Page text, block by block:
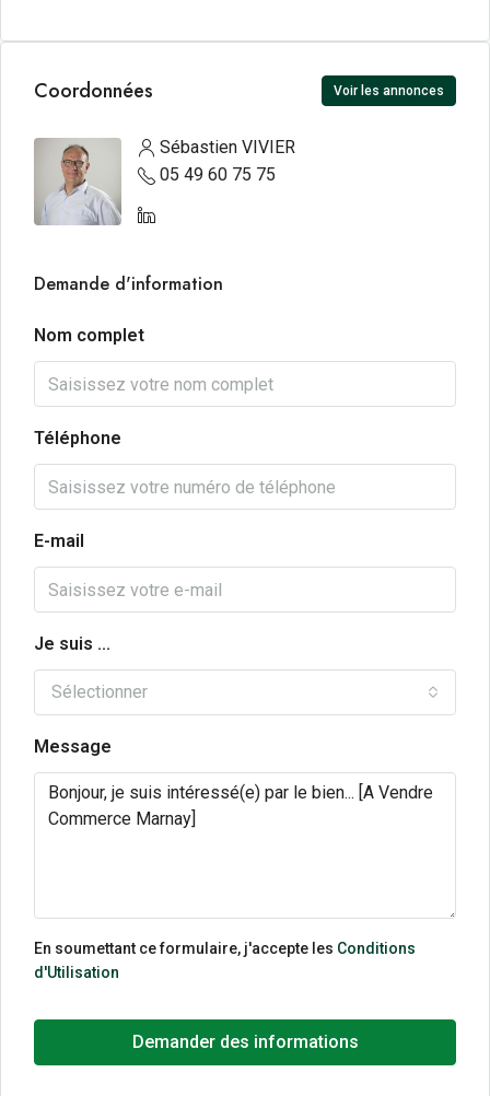
Coordonnées Voir les annonces
Sébastien VIVIER
05 49 60 75 75
Demande d'information
Nom complet
Téléphone
E-mail
Je suis ...
Sélectionner
Message
En soumettant ce formulaire, j'accepte les Conditions
d'Utilisation
Demander des informations